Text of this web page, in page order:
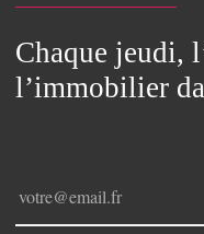
Chaque jeudi,
l’immobilier